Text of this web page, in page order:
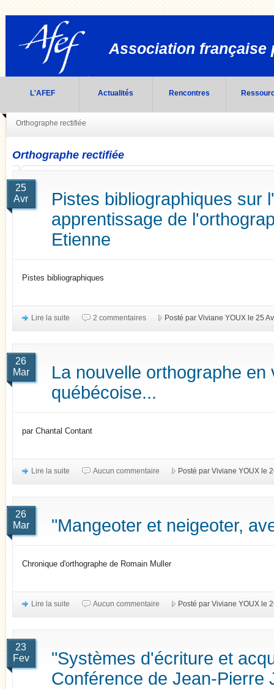
Association française
L'AFEF Actualités Rencontres
Orthographe rectifiée
Orthographe rectifiée
25
Avr
Pistes bibliographiques sur
apprentissage de
Etienne
Pistes bibliographiques
Lire la suite 2 commentaires Posté par Viviane YOUX le 25
26
Mar
La nouvelle orthographe en
québécoise...
par Chantal Contant
Lire la suite Aucun commentaire Posté par Viviane YOUX le
26
Mar
"Mangeoter et neigeoter,
Chronique d'orthographe de Romain Muller
Lire la suite Aucun commentaire Posté par Viviane YOUX le
23
Fev
"Systèmes d'écriture et
Conférence de Jean-Pierre